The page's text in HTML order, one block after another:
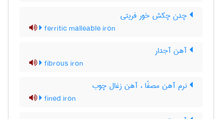
چدن چکش خور فریتی
ferritic malleable iron
آهن آجدار
fibrous iron
نرم آهن مصفّا ، آهن زغال چوب
fined iron